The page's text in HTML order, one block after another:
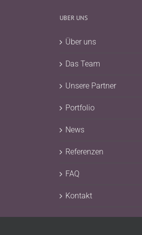
UBER UNS
Über uns
Das Team
Unsere Partner
Portfolio
News
Referenzen
FAQ
Kontakt